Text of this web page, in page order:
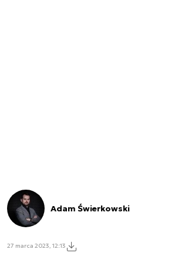
Adam Świerkowski
27 marca 2023, 12:13